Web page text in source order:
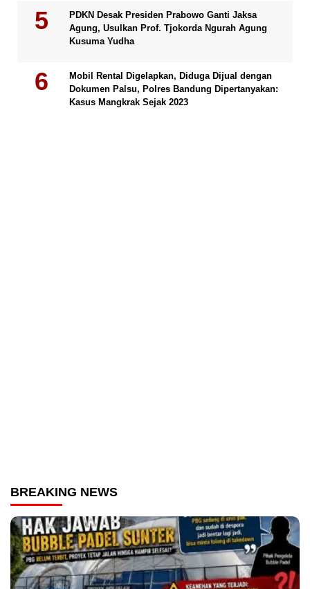
PDKN Desak Presiden Prabowo Ganti Jaksa
Agung, Usulkan Prof. Tjokorda Ngurah Agung
Kusuma Yudha
Mobil Rental Digelapkan, Diduga Dijual dengan
Dokumen Palsu, Polres Bandung Dipertanyakan:
Kasus Mangkrak Sejak 2023
BREAKING NEWS